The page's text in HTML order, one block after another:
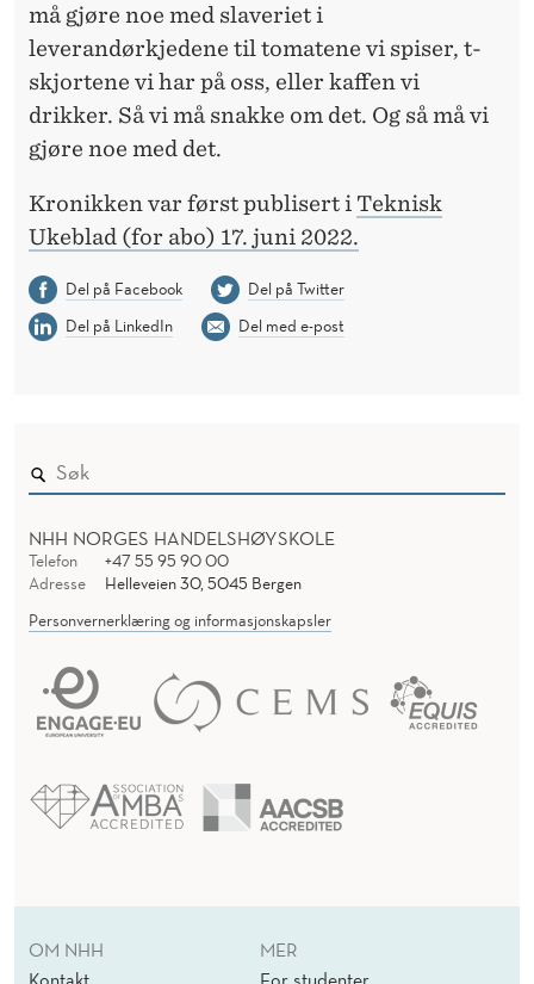
må gjøre noe med slaveriet i
leverandørkjedene til tomatene vi spiser, t-
skjortene vi har på oss, eller kaffen vi
drikker. Så vi må snakke om det. Og så må vi
gjøre noe med det.
Kronikken var først publisert i Teknisk
Ukeblad (for abo) 17. juni 2022.
Del på Facebook
Del på Twitter
Del på LinkedIn
Del med e-post
NHH NORGES HANDELSHØYSKOLE
Telefon
+47 55 95 90 00
Adresse
Helleveien 30, 5045 Bergen
Personvernerklæring og informasjonskapsler
OM NHH
Kontakt
MER
For studenter